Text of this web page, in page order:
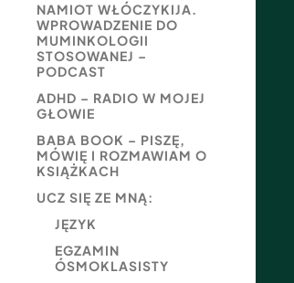
NAMIOT WŁÓCZYKIJA.
WPROWADZENIE DO
MUMINKOLOGII
STOSOWANEJ –
PODCAST
ADHD – RADIO W MOJEJ
GŁOWIE
BABA BOOK – PISZĘ,
MÓWIĘ I ROZMAWIAM O
KSIĄŻKACH
UCZ SIĘ ZE MNĄ:
JĘZYK
EGZAMIN
ÓSMOKLASISTY